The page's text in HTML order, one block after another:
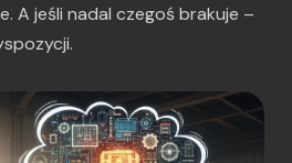
A jeśli nadal czegoś brakuje –